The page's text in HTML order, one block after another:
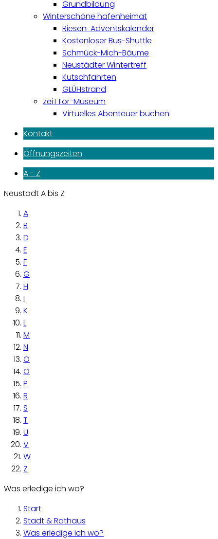
Grundbildung
Winterschöne hafenheimat
Riesen-Adventskalender
Kostenloser Bus-Shuttle
Schmück-Mich-Bäume
Neustädter Wintertreff
Kutschfahrten
GLÜHstrand
zeiTTor-Museum
Virtuelles Abenteuer buchen
Kontakt
Öffnungszeiten
A - Z
Neustadt A bis Z
A
B
D
E
F
G
H
I
K
L
M
N
Ö
O
P
R
S
T
U
V
W
Z
Was erledige ich wo?
Start
Stadt & Rathaus
Was erledige ich wo?